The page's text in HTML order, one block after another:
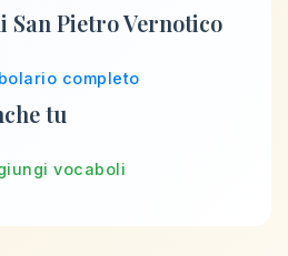
San Pietro Vernotico
completo
tu
vocaboli